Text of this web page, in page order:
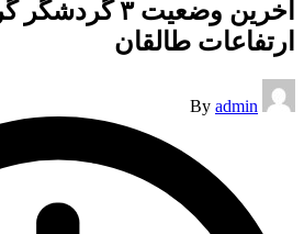
آخرین وضعیت ۳
ارتفاعات طالقان
Posted
by
By admin